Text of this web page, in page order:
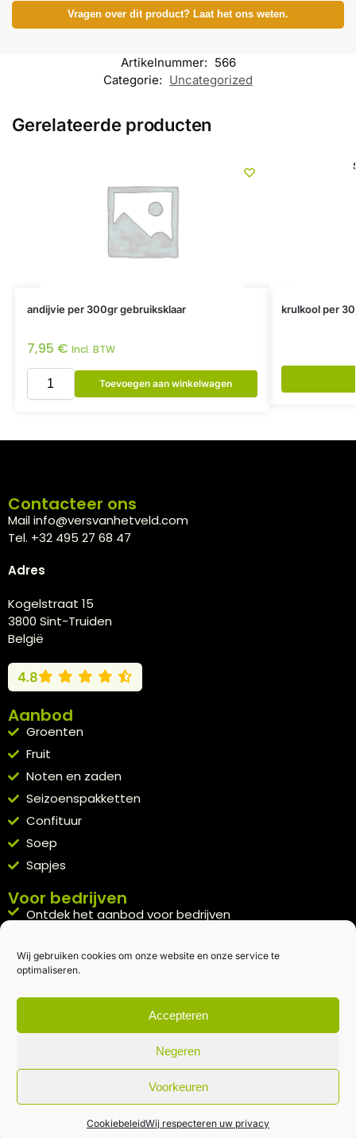
Wij gebruiken cookies om onze website en onze service te
optimaliseren.
Accepteren
Negeren
Voorkeuren
CookiebeleidWij respecteren uw privacy
Vragen over dit product? Laat het ons weten.
Artikelnummer: 566
Categorie: Uncategorized
Gerelateerde producten
andijvie per 300gr gebruiksklaar
7,95 € Incl. BTW
Toevoegen aan winkelwagen
krulkool per
Contacteer ons
Mail info@versvanhetveld.com
Tel. +32 495 27 68 47
Adres
Kogelstraat 15
3800 Sint-Truiden
België
4.8
Aanbod
Groenten
Fruit
Noten en zaden
Seizoenspakketten
Confituur
Soep
Sapjes
Voor bedrijven
Ontdek het aanbod voor bedrijven
Kennismakingspakket aanvragen
Blijft op de hoogte
Rechtstreeks van het veld naar je inbox.
Inschrijven nieuwsbrief
Algemene voorwaarden|Privacybeleid| gemaakt met door
creativitijd